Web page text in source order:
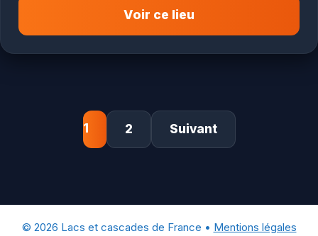
Voir ce lieu
1 2 Suivant
© 2026 Lacs et cascades de France • Mentions légales